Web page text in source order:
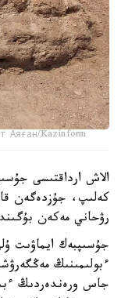
Аяған/Kazinform
الاش ارداقتىسى
كەلىپ، جۇزدەگەن
رۋحاني مەكەن
ءبولىمىنىڭ
جاس ورەندەردىڭ